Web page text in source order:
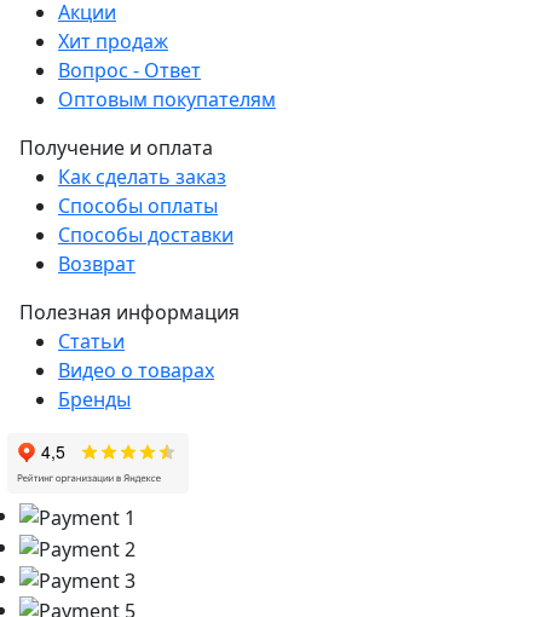
Акции
Хит продаж
Вопрос - Ответ
Оптовым покупателям
Получение и оплата
Как сделать заказ
Способы оплаты
Способы доставки
Возврат
Полезная информация
Статьи
Видео о товарах
Бренды